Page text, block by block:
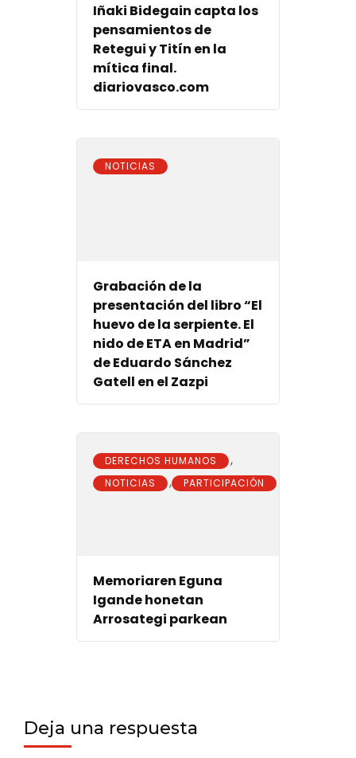
Iñaki Bidegain capta los
pensamientos de
Retegui y Titín en la
mítica final.
diariovasco.com
NOTICIAS
Grabación de la
presentación del libro “El
huevo de la serpiente. El
nido de ETA en Madrid”
de Eduardo Sánchez
Gatell en el Zazpi
DERECHOS HUMANOS ,
NOTICIAS , PARTICIPACIÓN
Memoriaren Eguna
Igande honetan
Arrosategi parkean
Deja una respuesta